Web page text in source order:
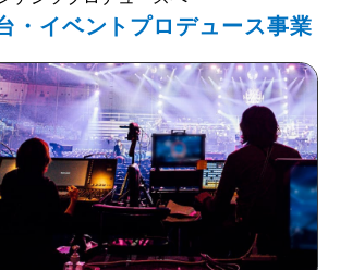
・イベントプロデュース事業